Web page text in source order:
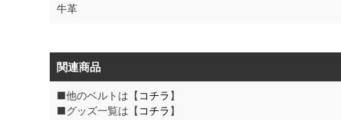
牛革
関連商品
■他のベルトは【 コチラ 】
■グッズ一覧は【 コチラ 】